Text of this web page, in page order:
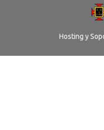
Hosting y